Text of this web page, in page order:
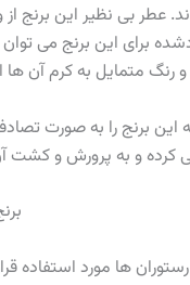
عطر بی نظیر این برنج
برای این برنج می توان
برنج را به صورت
ها مورد استفاده